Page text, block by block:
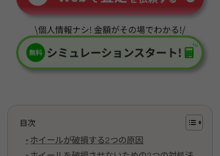
目次
ホイールが破損する2つの原因